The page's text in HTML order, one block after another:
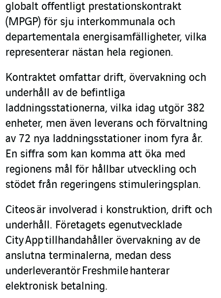
globalt offentligt prestationskontrakt
(MPGP) för sju interkommunala och
departementala energisamfälligheter, vilka
representerar nästan hela regionen.
Kontraktet omfattar drift, övervakning och
underhåll av de befintliga
laddningsstationerna, vilka idag utgör 382
enheter, men även leverans och förvaltning
av 72 nya laddningsstationer inom fyra år.
En siffra som kan komma att öka med
regionens mål för hållbar utveckling och
stödet från regeringens stimuleringsplan.
Citeos är involverad i konstruktion, drift och
underhåll. Företagets egenutvecklade
City App tillhandahåller övervakning av de
anslutna terminalerna, medan dess
underleverantör Freshmile hanterar
elektronisk betalning.